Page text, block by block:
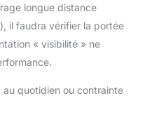
longue distance
il faudra vérifier la portée
« visibilité » ne
quotidien ou contrainte